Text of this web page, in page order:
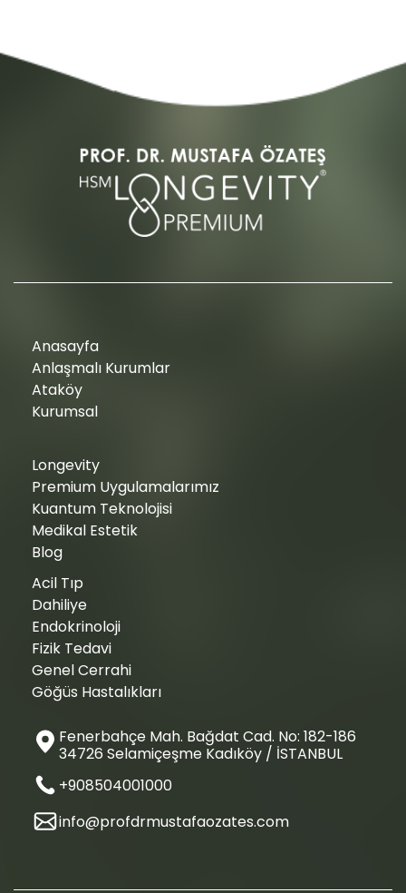
Anasayfa
Anlaşmalı Kurumlar
Ataköy
Kurumsal
Longevity
Premium Uygulamalarımız
Kuantum Teknolojisi
Medikal Estetik
Blog
Acil Tıp
Dahiliye
Endokrinoloji
Fizik Tedavi
Genel Cerrahi
Göğüs Hastalıkları
Fenerbahçe Mah. Bağdat Cad. No: 182-186
34726 Selamiçeşme Kadıköy / İSTANBUL
+908504001000
info@profdrmustafaozates.com